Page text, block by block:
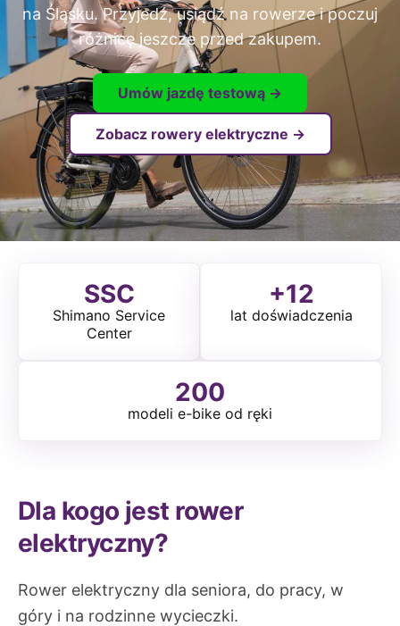
na Śląsku. Przyjedź, usiądź na rowerze i poczuj
różnicę jeszcze przed zakupem.
Umów jazdę testową →
Zobacz rowery elektryczne →
SSC
Shimano Service
Center
+12
lat doświadczenia
200
modeli e-bike od ręki
Dla kogo jest rower
elektryczny?
Rower elektryczny dla seniora, do pracy, w
góry i na rodzinne wycieczki.